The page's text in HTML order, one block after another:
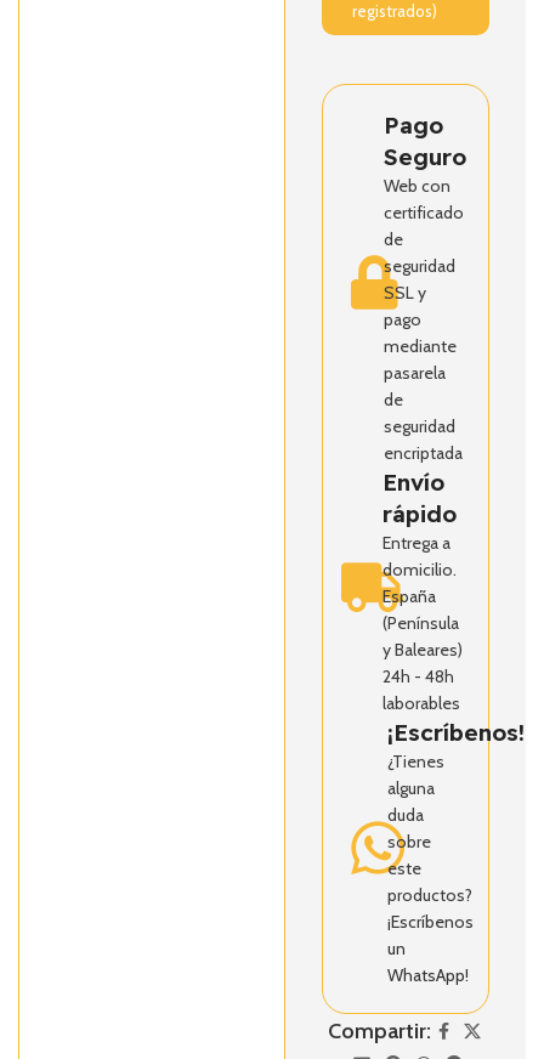
registrados)
Pago
Seguro
Web con
certificado
de
seguridad
SSL y
pago
mediante
pasarela
de
seguridad
encriptada
Envío
rápido
Entrega a
domicilio.
España
(Península
y Baleares)
24h - 48h
laborables
¡Escríbenos!
¿Tienes
alguna
duda
sobre
este
productos?
¡Escríbenos
un
WhatsApp!
Compartir: